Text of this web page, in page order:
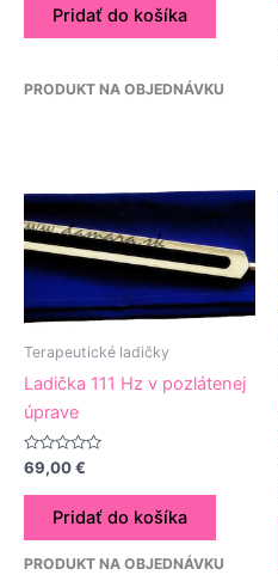
Pridať do košíka
PRODUKT NA OBJEDNÁVKU
Terapeutické ladičky
Ladička 111 Hz v pozlátenej
úprave
Hodnotenie
0
z
69,00€
Pridať do košíka
PRODUKT NA OBJEDNÁVKU